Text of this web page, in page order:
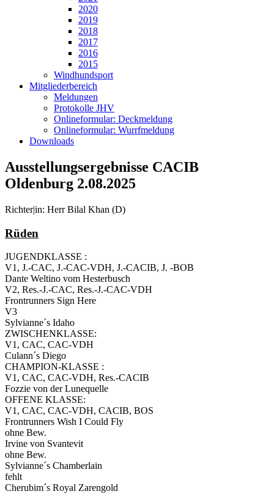
2020
2019
2018
2017
2016
2015
Windhundsport
Mitgliederbereich
Meldungen
Protokolle JHV
Onlineformular: Deckmeldung
Onlineformular: Wurrfmeldung
Downloads
Ausstellungsergebnisse CACIB
Oldenburg 2.08.2025
Richter|in: Herr Bilal Khan (D)
Rüden
JUGENDKLASSE :
V1, J.-CAC, J.-CAC-VDH, J.-CACIB, J. -BOB
Dante Weltino vom Hesterbusch
V2, Res.-J.-CAC, Res.-J.-CAC-VDH
Frontrunners Sign Here
V3
Sylvianne´s Idaho
ZWISCHENKLASSE:
V1, CAC, CAC-VDH
Culann´s Diego
CHAMPION-KLASSE :
V1, CAC, CAC-VDH, Res.-CACIB
Fozzie von der Lunequelle
OFFENE KLASSE:
V1, CAC, CAC-VDH, CACIB, BOS
Frontrunners Wish I Could Fly
ohne Bew.
Irvine von Svantevit
ohne Bew.
Sylvianne´s Chamberlain
fehlt
Cherubim´s Royal Zarengold